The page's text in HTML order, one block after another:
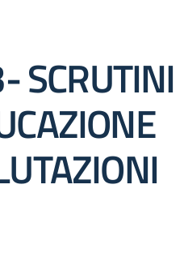
SCRUTINI